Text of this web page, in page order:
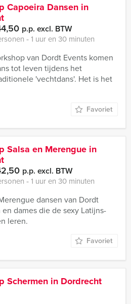
Capoeira Dansen in
p.p. excl. BTW
‐ 1 uur en 30 minuten
van Dordt Events komen
tot leven tijdens het
'vechtdans'. Het is het
Favoriet
Salsa en Merengue in
p.p. excl. BTW
‐ 1 uur en 30 minuten
dansen van Dordt
dames die de sexy Latijns-
leren.
Favoriet
Schermen in Dordrecht